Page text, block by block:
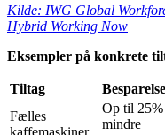
Kilde: IWG Global
Hybrid Working Now
Eksempler på konkrete
Tiltag Besparelse
Fælles
Op til 25%
mindre